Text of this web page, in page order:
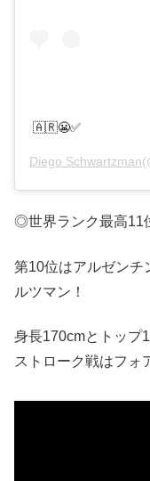
🇦🇷😬✅
Diego Schwartzman
◎世界ランク最高11
第10位はアルゼンチ
ルツマン！
身長170cmとトップ
ストローク戦はフォ